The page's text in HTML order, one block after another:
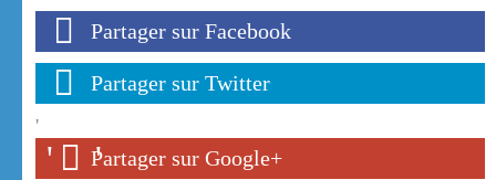
Partager sur Facebook
Partager sur Twitter
'
' '
Partager sur Google+